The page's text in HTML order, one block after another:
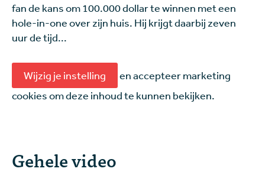
fan de kans om 100.000 dollar te winnen met een
hole-in-one over zijn huis. Hij krijgt daarbij zeven
uur de tijd...
Wijzig je instelling
en accepteer marketing
cookies om deze inhoud te kunnen bekijken.
Gehele video